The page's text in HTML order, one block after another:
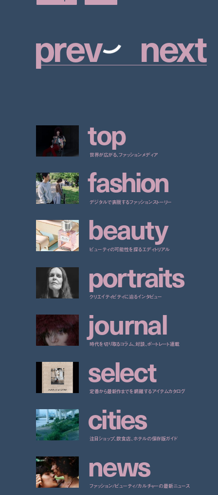
prev next
top
世界が広がる、ファッションメディア
fashion
デジタルで表現するファッションストーリー
beauty
ビューティの可能性を探るエディトリアル
portraits
クリエイティビティに迫るインタビュー
journal
時代を切り取るコラム、対談、ポートレート連載
select
定番から最新作までを網羅するアイテムカタログ
cities
注目ショップ、飲食店、ホテルの保存版ガイド
news
ファッション/ビューティ/カルチャーの最新ニュース